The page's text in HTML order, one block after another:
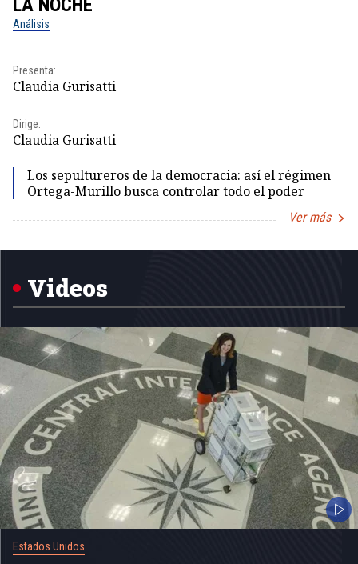
LA NOCHE
Análisis
Presenta:
Claudia Gurisatti
Dirige:
Claudia Gurisatti
Los sepultureros de la democracia: así el régimen
Ortega-Murillo busca controlar todo el poder
Ver más
Videos
Estados Unidos